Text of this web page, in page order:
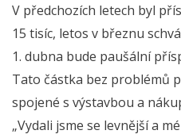
V předchozích letech byl
15 tisíc, letos v březnu
1. dubna bude paušální
Tato částka bez problémů
spojené s výstavbou a
„Vydali jsme se levnější a